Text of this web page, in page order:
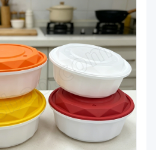
221360
烤箱袋
221330
热收缩
袋
拉伸膜